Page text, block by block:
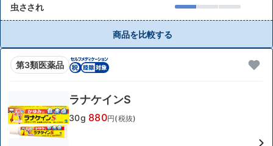
虫さされ
商品を比較する
第3類医薬品
ラナケインS
30g 880円(税抜)